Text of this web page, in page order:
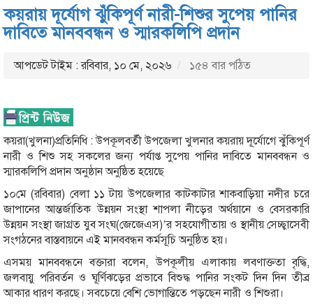
কয়রায় দূর্যোগ ঝুঁকিপূর্ণ নারী-শিশুর সুপেয় পানির
দাবিতে মানববন্ধন ও স্মারকলিপি প্রদান
আপডেট টাইম : রবিবার, ১০ মে, ২০২৬ ১৫৪ বার পঠিত
কয়রা(খুলনা)প্রতিনিধি : উপকূলবর্তী উপজেলা খুলনার কয়রায় দূর্যোগে ঝুঁকিপূর্ণ
নারী ও শিশু সহ সকলের জন্য পর্যাপ্ত সুপেয় পানির দাবিতে মানববন্ধন ও
স্মারকলিপি প্রদান অনুষ্ঠান অনুষ্ঠিত হয়েছে
১০মে (রবিবার) বেলা ১১ টায় উপজেলার কাটকাটার শাকবাড়িয়া নদীর চরে
জাপানের আন্তর্জাতিক উন্নয়ন সংস্থা শাপলা নীড়ের অর্থয়ানে ও বেসরকারি
উন্নয়ন সংস্থা জাগ্রত যুব সংঘ(জেজেএস)’র সহযোগীতায় ও স্থানীয় সেচ্ছ্বাসেবী
সংগঠনের বাস্তবায়নে এই মানববন্ধন কর্মসূচি অনুষ্ঠিত হয়।
এসময় মানববন্ধনে বক্তারা বলেন, উপকূলীয় এলাকায় লবণাক্ততা বৃদ্ধি,
জলবায়ু পরিবর্তন ও ঘূর্ণিঝড়ের প্রভাবে বিশুদ্ধ পানির সংকট দিন দিন তীব্র
আকার ধারণ করছে। সবচেয়ে বেশি ভোগান্তিতে পড়ছেন নারী ও শিশুরা।